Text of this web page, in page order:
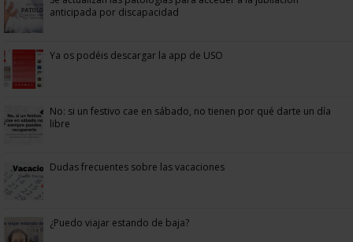
anticipada por discapacidad
Ya os podéis descargar la app de USO
No: si un festivo cae en sábado, no tienen por qué darte un día
libre
Dudas frecuentes sobre las vacaciones
¿Puedo viajar estando de baja?